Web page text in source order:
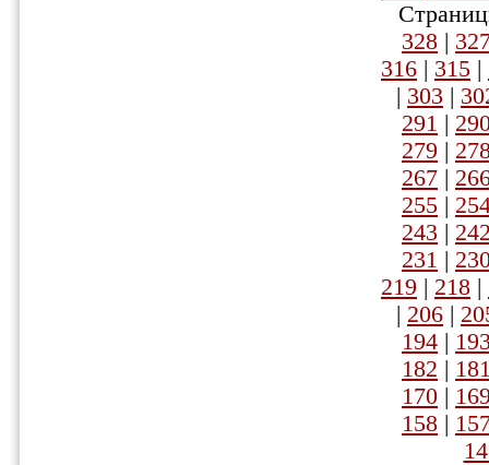
328 |
316 | 315 |
| 303 |
291 |
279 |
267 |
255 |
243 |
231 |
219 | 218 |
| 206 |
194 |
182 |
170 |
158 |